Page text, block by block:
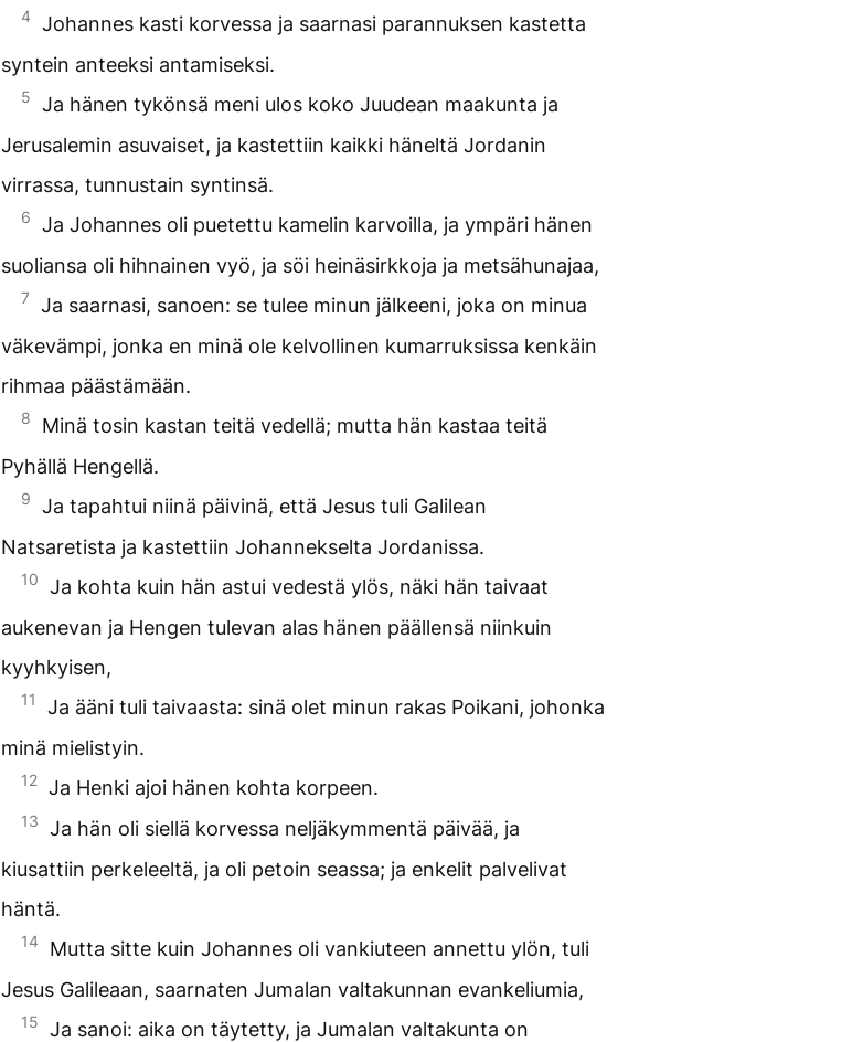
4
Johannes kasti korvessa ja saarnasi parannuksen kastetta
syntein anteeksi antamiseksi.
5
Ja hänen tykönsä meni ulos koko Juudean maakunta ja
Jerusalemin asuvaiset, ja kastettiin kaikki häneltä Jordanin
virrassa, tunnustain syntinsä.
6
Ja Johannes oli puetettu kamelin karvoilla, ja ympäri hänen
suoliansa oli hihnainen vyö, ja söi heinäsirkkoja ja metsähunajaa,
7 Ja saarnasi, sanoen: se tulee minun jälkeeni, joka on minua
väkevämpi, jonka en minä ole kelvollinen kumarruksissa kenkäin
rihmaa päästämään.
8
Minä tosin kastan teitä vedellä; mutta hän kastaa teitä
Pyhällä Hengellä.
9
Ja tapahtui niinä päivinä, että Jesus tuli Galilean
Natsaretista ja kastettiin Johannekselta Jordanissa.
10
Ja kohta kuin hän astui vedestä ylös, näki hän taivaat
aukenevan ja Hengen tulevan alas hänen päällensä niinkuin
kyyhkyisen,
11
Ja ääni tuli taivaasta: sinä olet minun rakas Poikani, johonka
minä mielistyin.
12 Ja Henki ajoi hänen kohta korpeen.
13
Ja hän oli siellä korvessa neljäkymmentä päivää, ja
kiusattiin perkeleeltä, ja oli petoin seassa; ja enkelit palvelivat
häntä.
14
Mutta sitte kuin Johannes oli vankiuteen annettu ylön, tuli
Jesus Galileaan, saarnaten Jumalan valtakunnan evankeliumia,
15
Ja sanoi: aika on täytetty, ja Jumalan valtakunta on